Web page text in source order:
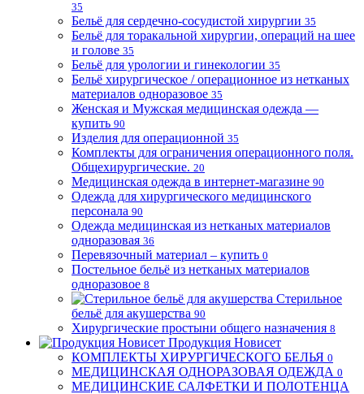
35
Бельё для сердечно-сосудистой хирургии 35
Бельё для торакальной хирургии, операций на шее
и голове 35
Бельё для урологии и гинекологии 35
Бельё хирургическое / операционное из нетканых
материалов одноразовое 35
Женская и Мужская медицинская одежда —
купить 90
Изделия для операционной 35
Комплекты для ограничения операционного поля.
Общехирургические. 20
Медицинская одежда в интернет-магазине 90
Одежда для хирургического медицинского
персонала 90
Одежда медицинская из нетканых материалов
одноразовая 36
Перевязочный материал – купить 0
Постельное бельё из нетканых материалов
одноразовое 8
Стерильное
бельё для акушерства 90
Хирургические простыни общего назначения 8
Продукция Новисет
КОМПЛЕКТЫ ХИРУРГИЧЕСКОГО БЕЛЬЯ 0
МЕДИЦИНСКАЯ ОДНОРАЗОВАЯ ОДЕЖДА 0
МЕДИЦИНСКИЕ САЛФЕТКИ И ПОЛОТЕНЦА